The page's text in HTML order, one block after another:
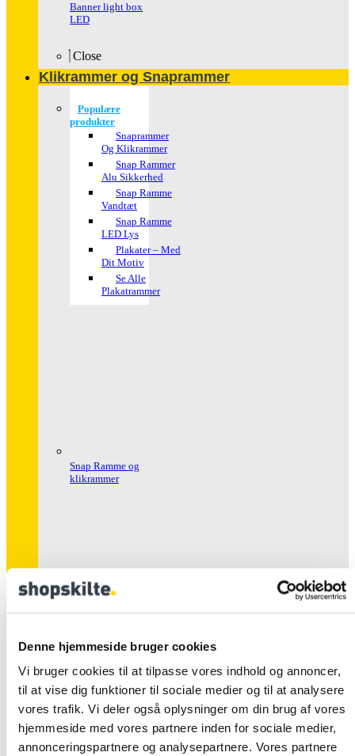
Denne hjemmeside bruger cookies
Vi bruger cookies til at tilpasse vores indhold og annoncer,
til at vise dig funktioner til sociale medier og til at analysere
vores trafik. Vi deler også oplysninger om din brug af vores
hjemmeside med vores partnere inden for sociale medier,
annonceringspartnere og analysepartnere. Vores partnere
Banner light box
LED
Close
Klikrammer og Snaprammer
Populære
produkter
Snaprammer
Og Klikrammer
Snap Rammer
Alu Sikkerhed
Snap Ramme
Vandtæt
Snap Ramme
LED Lys
Plakater – Med
Dit Motiv
Se Alle
Plakatrammer
Snap Ramme og
klikrammer
Snap Rammer Alu
Sikkerhed